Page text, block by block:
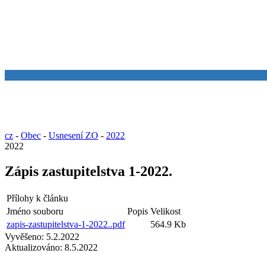
cz - Obec - Usnesení ZO - 2022
2022
Zápis zastupitelstva 1-2022.
Přílohy k článku
Jméno souboru
Popis Velikost
zapis-zastupitelstva-1-2022..pdf
564.9 Kb
Vyvěšeno: 5.2.2022
Aktualizováno: 8.5.2022